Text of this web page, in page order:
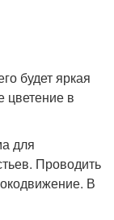
будет яркая
цветение в
для
Проводить
В